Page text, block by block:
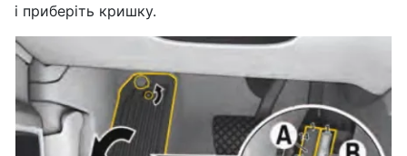
і приберіть кришку.